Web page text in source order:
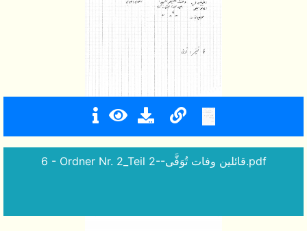
6 - Ordner Nr. 2_Teil 2--قائلین وفات تُوَفَّى.pdf